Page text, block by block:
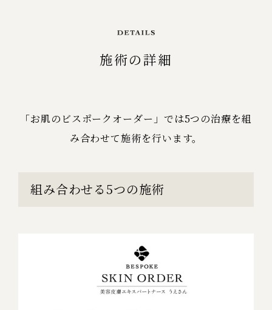
施術の詳細
「お肌のビスポークオーダー」では5つの治療を組
み合わせて施術を行います。
組み合わせる5つの施術